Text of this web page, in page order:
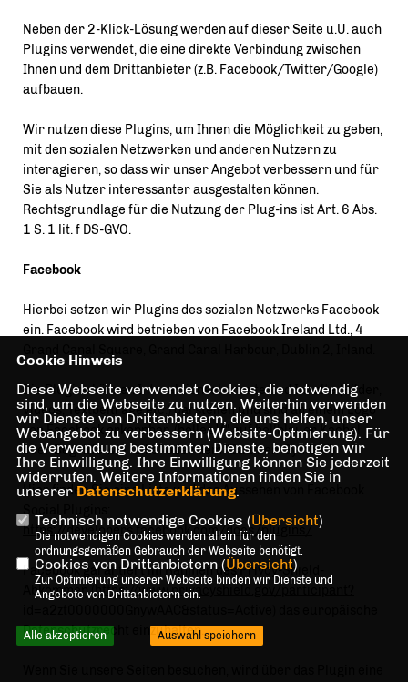
Neben der 2-Klick-Lösung werden auf dieser Seite u.U. auch
Plugins verwendet, die eine direkte Verbindung zwischen
Ihnen und dem Drittanbieter (z.B. Facebook/Twitter/Google)
aufbauen.
Wir nutzen diese Plugins, um Ihnen die Möglichkeit zu geben,
mit den sozialen Netzwerken und anderen Nutzern zu
interagieren, so dass wir unser Angebot verbessern und für
Sie als Nutzer interessanter ausgestalten können.
Rechtsgrundlage für die Nutzung der Plug-ins ist Art. 6 Abs.
1 S. 1 lit. f DS-GVO.
Facebook
Hierbei setzen wir Plugins des sozialen Netzwerks Facebook
ein. Facebook wird betrieben von Facebook Ireland Ltd., 4
Die Plugins können Interaktionselemente und Inhalte (Bilder,
Videos, Textbeiträge etc.) darstellen und sind an einem Logo
von Facebook erkennbar. (helles "f" auf hellblauer Kachel
oder Begriffe wie "Like" oder dem "Daumen-Symbol")
Hier finden Sie eine Liste und das Aussehen von Facebook
Social Plugins:
https://developers.facebook.com/docs/plugins/
Facebook garantiert im Rahmen des Privcy-Shield-
Abkommen (https://www.privacyshield.gov/participant?
Datenschutzrecht einzuhalten.
Cookie Hinweis
Diese Webseite verwendet Cookies, die notwendig
sind, um die Webseite zu nutzen. Weiterhin verwenden
wir Dienste von Drittanbietern, die uns helfen, unser
Webangebot zu verbessern (Website-Optmierung). Für
die Verwendung bestimmter Dienste, benötigen wir
Ihre Einwilligung. Ihre Einwilligung können Sie jederzeit
widerrufen. Weitere Informationen finden Sie in
unserer Datenschutzerklärung.
Technisch notwendige Cookies (Übersicht)
Die notwendigen Cookies werden allein für den
ordnungsgemäßen Gebrauch der Webseite benötigt.
Cookies von Drittanbietern (Übersicht)
Zur Optimierung unserer Webseite binden wir Dienste und
Angebote von Drittanbietern ein.
Alle akzeptieren Auswahl speichern